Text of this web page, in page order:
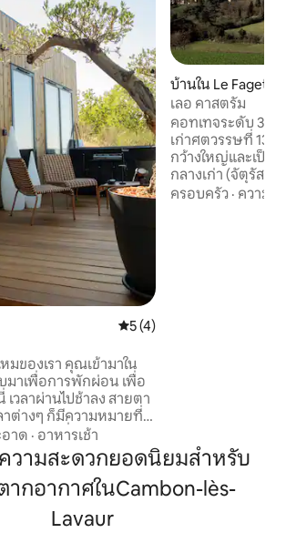
คะแนนเฉลี่ย 5 จาก 5, 4 รีวิว
5 (4)
คุณเข้ามาใน
าเพื่อการพักผ่อน เพื่อ
าต่างๆ ก็มีความหมายที่
ำหรับคู่รัก ไม่ว่าจะเป็นส
ป็นส่วนตัว หรือความ
ปล่อยให้
ละเพลิดเพลินอย่างไร้ข้อ
าด · อาหารเช้า
บ้านใน Le Faget
เลอ คาสตรัม
คอทเทจระดับ 3 ด
เก่าศตวรรษที่ 13
กว้างใหญ่และเป็น
กลางเก่า (จัตุรัสป้
ของผนังและช่องแ
ครอบครัว · ความคุ้
วามสะดวกยอดนิยมสำหรับ
กอากาศในCambon-lès-
Lavaur